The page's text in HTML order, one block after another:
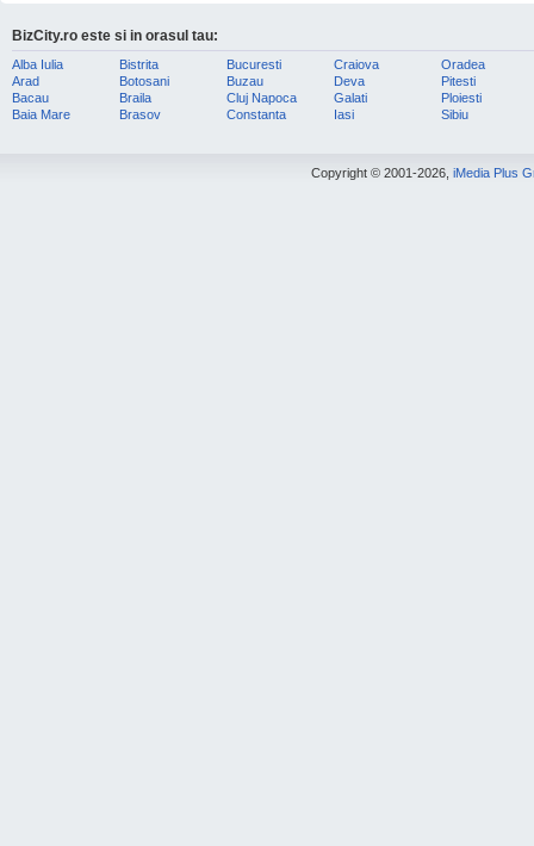
BizCity.ro este si in orasul tau:
Alba Iulia
Arad
Bacau
Baia Mare
Bistrita
Botosani
Braila
Brasov
Bucuresti
Buzau
Cluj Napoca
Constanta
Craiova
Deva
Galati
Iasi
Oradea
Pitesti
Ploiesti
Sibiu
Copyright © 2001-2026, iMedia Plus